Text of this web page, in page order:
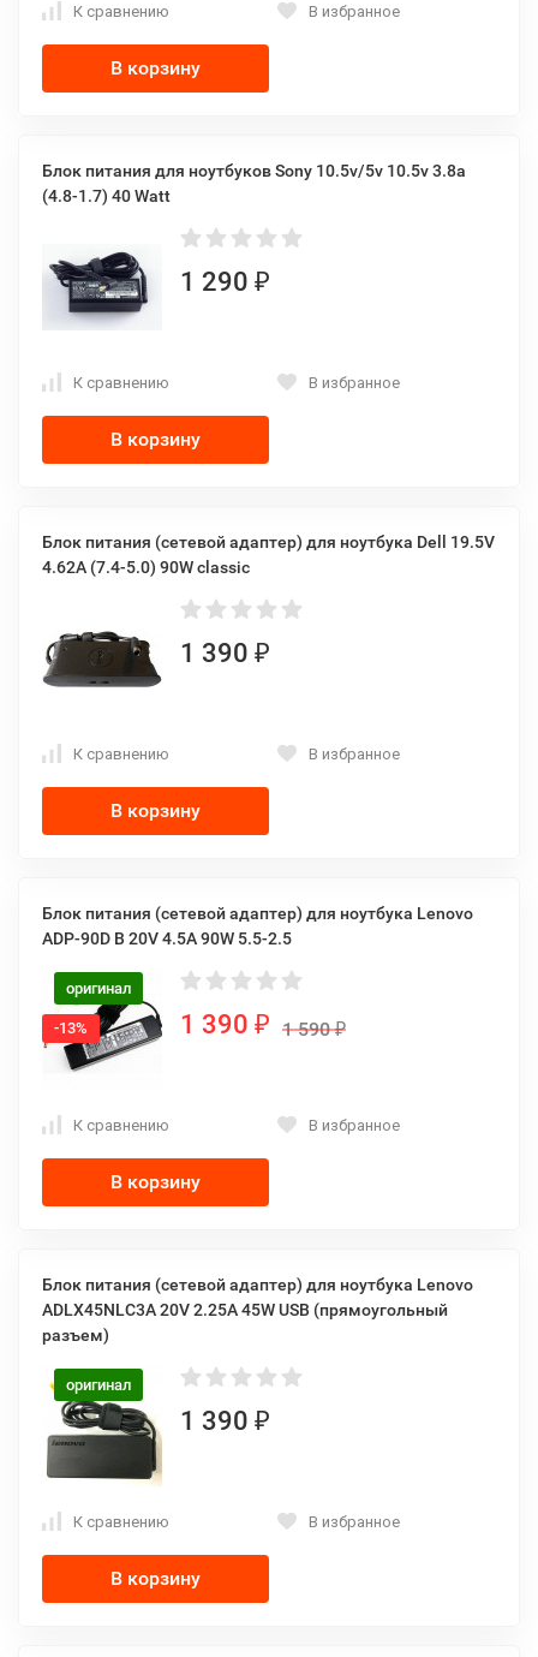
К сравнению В избранное
В корзину
Блок питания для ноутбуков Sony 10.5v/5v 10.5v 3.8a
(4.8-1.7) 40 Watt
1 290 ₽
К сравнению В избранное
В корзину
Блок питания (сетевой адаптер) для ноутбука Dell 19.5V
4.62A (7.4-5.0) 90W classic
1 390 ₽
К сравнению В избранное
В корзину
Блок питания (сетевой адаптер) для ноутбука Lenovo
ADP-90D B 20V 4.5A 90W 5.5-2.5
оригинал
-13% 1 390 ₽ 1 590₽
К сравнению В избранное
В корзину
Блок питания (сетевой адаптер) для ноутбука Lenovo
ADLX45NLC3A 20V 2.25A 45W USB (прямоугольный
разъем)
оригинал
1 390 ₽
К сравнению В избранное
В корзину